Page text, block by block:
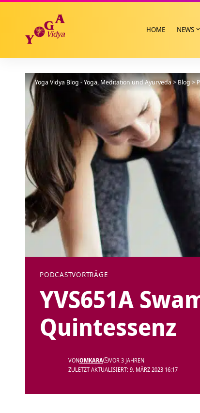
HOME NEWS
Yoga Vidya Blog - Yoga, Meditation und Ayurveda> Blog >
PODCASTVORTRÄGE
YVS651A
Quintessenz
ZULETZT AKTUALISIERT: 9. MÄRZ 2023 16:17
VONOMKARA VOR 3 JAHREN